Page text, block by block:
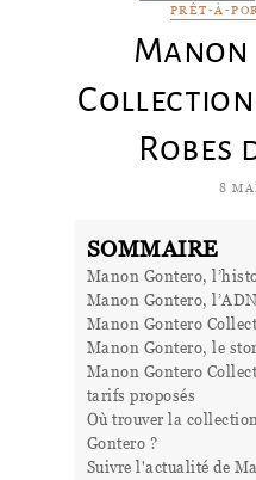
PRÊT-À-
Collection
Robes
8
SOMMAIRE
Manon Gontero,
Manon Gontero,
Manon Gontero
Manon Gontero, le
Manon Gontero
tarifs proposés
Où trouver la
Gontero ?
Suivre l'actualité de